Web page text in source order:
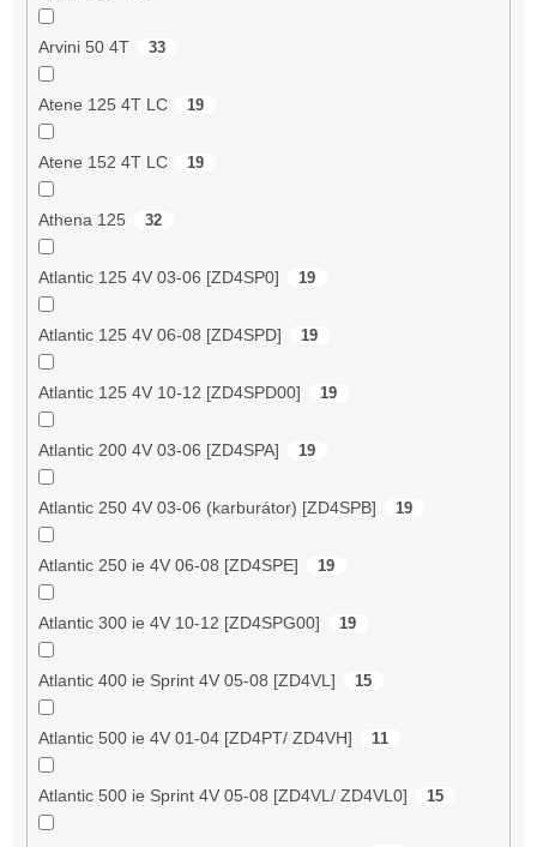
Arvini 50 4T 33
Atene 125 4T LC 19
Atene 152 4T LC 19
Athena 125 32
Atlantic 125 4V 03-06 [ZD4SP0] 19
Atlantic 125 4V 06-08 [ZD4SPD] 19
Atlantic 125 4V 10-12 [ZD4SPD00] 19
Atlantic 200 4V 03-06 [ZD4SPA] 19
Atlantic 250 4V 03-06 (karburátor) [ZD4SPB] 19
Atlantic 250 ie 4V 06-08 [ZD4SPE] 19
Atlantic 300 ie 4V 10-12 [ZD4SPG00] 19
Atlantic 400 ie Sprint 4V 05-08 [ZD4VL] 15
Atlantic 500 ie 4V 01-04 [ZD4PT/ ZD4VH] 11
Atlantic 500 ie Sprint 4V 05-08 [ZD4VL/ ZD4VL0] 15